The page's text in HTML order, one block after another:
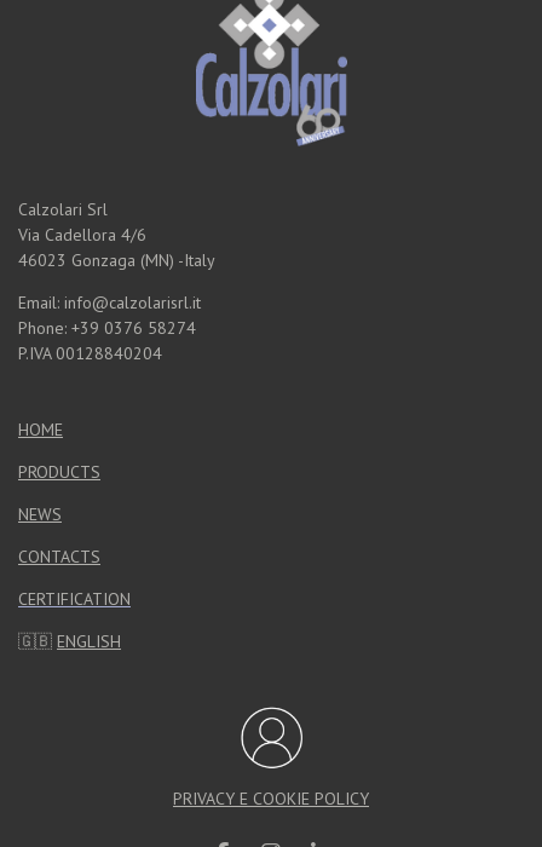
Calzolari Srl
Via Cadellora 4/6
46023 Gonzaga (MN) -Italy
Email: info@calzolarisrl.it
Phone: +39 0376 58274
P.IVA 00128840204
HOME
PRODUCTS
NEWS
CONTACTS
CERTIFICATION
🇬🇧 ENGLISH
PRIVACY E COOKIE POLICY